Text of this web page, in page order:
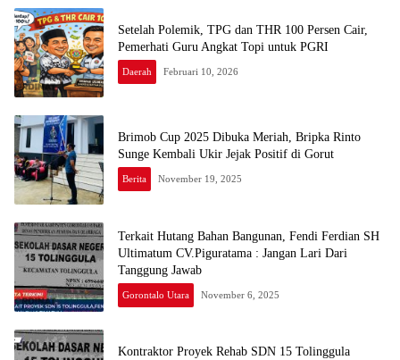
Setelah Polemik, TPG dan THR 100 Persen Cair,
Pemerhati Guru Angkat Topi untuk PGRI
Daerah Februari 10, 2026
Brimob Cup 2025 Dibuka Meriah, Bripka Rinto
Sunge Kembali Ukir Jejak Positif di Gorut
Berita November 19, 2025
Terkait Hutang Bahan Bangunan, Fendi Ferdian SH
Ultimatum CV.Piguratama : Jangan Lari Dari
Tanggung Jawab
Gorontalo Utara November 6, 2025
Kontraktor Proyek Rehab SDN 15 Tolinggula